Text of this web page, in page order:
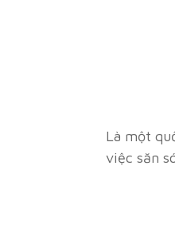
Là một
việc săn